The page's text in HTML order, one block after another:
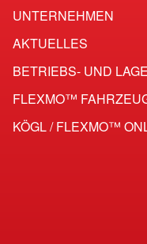
UNTERNEHMEN
AKTUELLES
BETRIEBS- UND
FLEXMO™
KÖGL / FLEXMO™